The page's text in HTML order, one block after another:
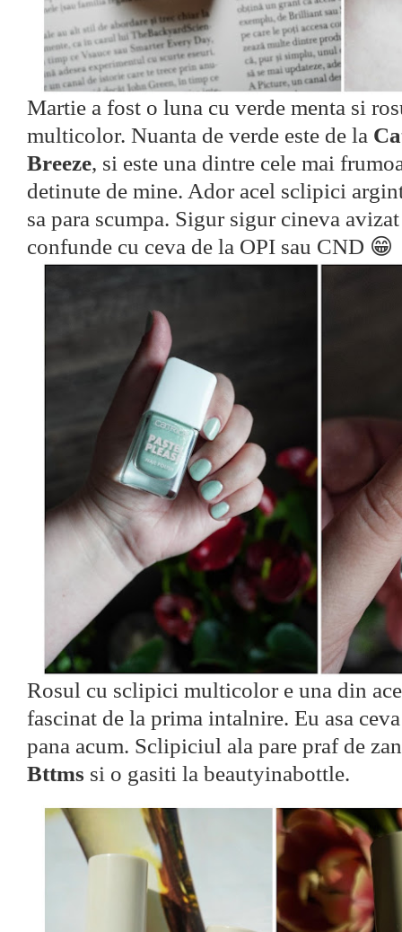
Martie a fost o luna cu verde menta si
multicolor. Nuanta de verde este de la
Breeze, si este una dintre cele mai
detinute de mine. Ador acel sclipici
sa para scumpa. Sigur sigur cineva
confunde cu ceva de la OPI sau CND 😁
Rosul cu sclipici multicolor e una din
fascinat de la prima intalnire. Eu asa
pana acum. Sclipiciul ala pare praf de
Bttms si o gasiti la beautyinabottle.